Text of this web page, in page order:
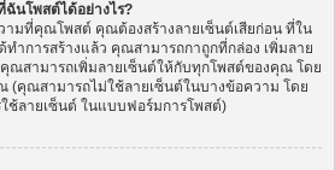
นโพสต์ได้อย่างไร?
ามที่คุณโพสต์ คุณต้องสร้างลายเซ็นต์เสียก่อน ที่ใน
ำการสร้างแล้ว คุณสามารถกาถูกที่กล่อง เพิ่มลาย
ณสามารถเพิ่มลายเซ็นต์ให้กับทุกโพสต์ของคุณ โดย
(คุณสามารถไม่ใช้ลายเซ็นต์ในบางข้อความ โดย
ใช้ลายเซ็นต์ ในแบบฟอร์มการโพสต์)